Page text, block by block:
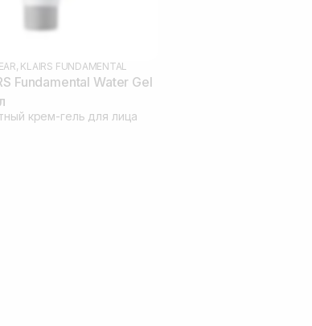
KLAIRS FUNDAMENTAL
Fundamental Water Gel
крем-гель для лица